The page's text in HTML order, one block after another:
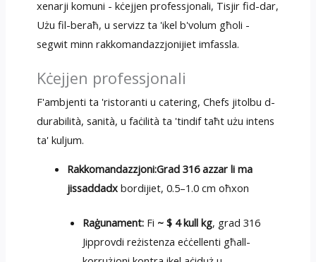
xenarji komuni - kċejjen professjonali, Tisjir fid-dar,
Użu fil-beraħ, u servizz ta 'ikel b'volum għoli -
segwit minn rakkomandazzjonijiet imfassla.
Kċejjen professjonali
F'ambjenti ta 'ristoranti u catering, Chefs jitolbu d-
durabilità, sanità, u faċilità ta 'tindif taħt użu intens
ta' kuljum.
Rakkomandazzjoni:Grad 316 azzar li ma
jissaddadx bordijiet, 0.5–1.0 cm oħxon
Raġunament: Fi ~ $ 4 kull kg, grad 316
Jipprovdi reżistenza eċċellenti għall-